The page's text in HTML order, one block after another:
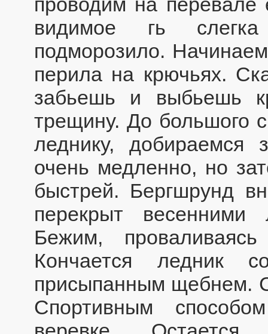
видимое гь
подморозило.
перила на крючьях.
забьешь и выбьешь
трещину. До большого
леднику, добираемся
очень медленно, но
быстрей. Бергшрунд
перекрыт
Бежим,
Кончается ледник
присыпанным щебнем.
Спортивным